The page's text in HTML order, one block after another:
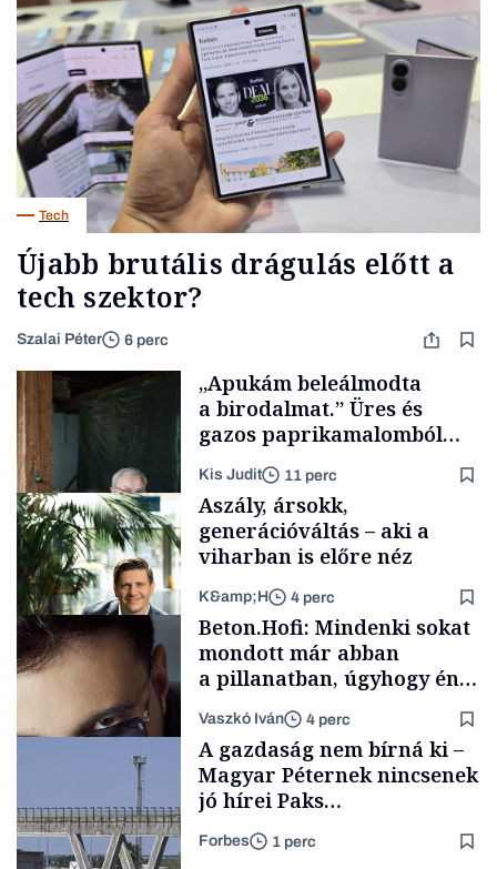
Tech
Újabb brutális drágulás előtt a
tech szektor?
Szalai Péter 6 perc
Családi
vállalkozások
„Apukám beleálmodta
a birodalmat.” Üres és
gazos paprikamalomból
lett az igazi családi
fűszersztori
Kis Judit 11 perc
TÁMOGATÓI
Aszály, ársokk,
generációváltás – aki a
viharban is előre néz
K&amp;H 4 perc
Forbes-sztori
Beton.Hofi: Mindenki sokat
mondott már abban
a pillanatban, úgyhogy én
a legsarkosabb
gondolataimat akartam
kimondani
Vaszkó Iván 4 perc
A gazdaság nem bírná ki –
Magyar Péternek nincsenek
jó hírei Paks
újraindításáról
Forbes 1 perc